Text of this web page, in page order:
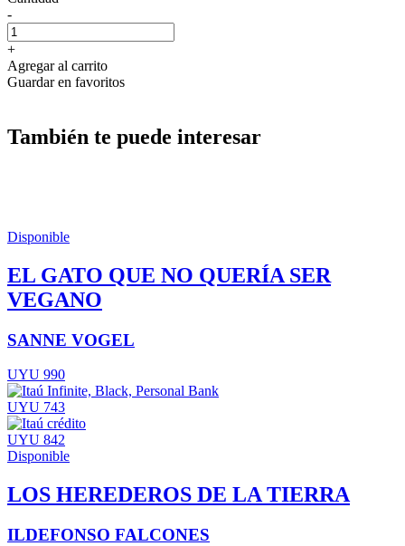
-
+
Agregar al carrito
Guardar en favoritos
También te puede interesar
Disponible
EL GATO QUE NO QUERÍA SER
VEGANO
SANNE VOGEL
UYU 990
UYU 743
UYU 842
Disponible
LOS HEREDEROS DE LA TIERRA
ILDEFONSO FALCONES